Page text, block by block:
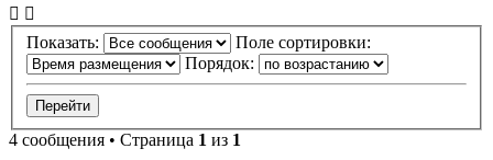
Показать:
Поле сортировки:
Порядок:
4 сообщения • Страница 1 из 1